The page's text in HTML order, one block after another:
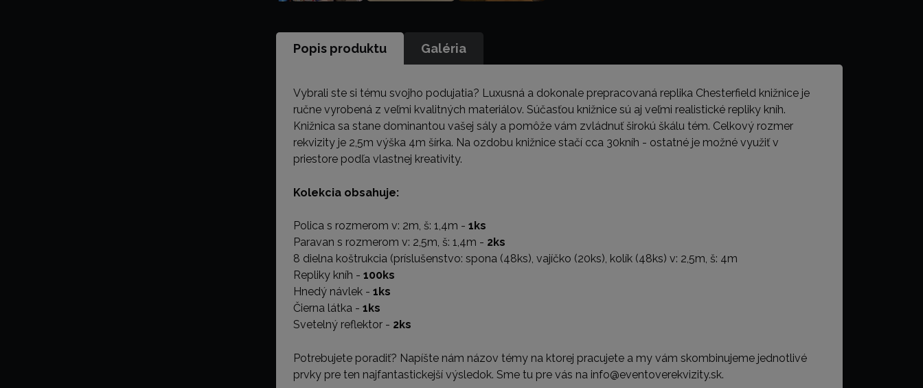
Popis produktu Galéria
Vybrali ste si tému svojho podujatia? Luxusná a dokonale prepracovaná replika Chesterfield knižnice je
ručne vyrobená z veľmi kvalitných materiálov. Súčasťou knižnice sú aj veľmi realistické repliky kníh.
Knižnica sa stane dominantou vašej sály a pomôže vám zvládnuť širokú škálu tém. Celkový rozmer
rekvizity je 2,5m výška 4m šírka. Na ozdobu knižnice stačí cca 30kníh - ostatné je možné využiť v
priestore podľa vlastnej kreativity.
Kolekcia obsahuje:
Polica s rozmerom v: 2m, š: 1,4m - 1ks
Paravan s rozmerom v: 2,5m, š: 1,4m - 2ks
8 dielna koštrukcia (príslušenstvo: spona (48ks), vajíčko (20ks), kolík (48ks) v: 2,5m, š: 4m
Repliky kníh - 100ks
Hnedý návlek - 1ks
Čierna látka - 1ks
Svetelný reflektor - 2ks
Potrebujete poradiť? Napíšte nám názov témy na ktorej pracujete a my vám skombinujeme jednotlivé
prvky pre ten najfantastickejší výsledok. Sme tu pre vás na info@eventoverekvizity.sk.